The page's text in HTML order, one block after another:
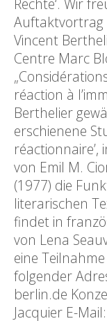
Rechte‘. Wir
Auftaktvortrag
Vincent
Centre Marc
réaction à
Berthelier
erschienene
von Emil M.
(1977) die
literarischen
findet in
von Lena
eine
folgender
berlin.de
Jacquier E-